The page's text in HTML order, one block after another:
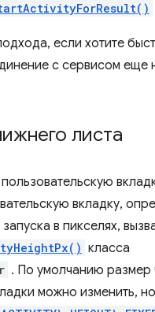
если хотите
с сервисом еще
листа
вкладку,
в пикселях,
класса
. По умолчанию размер
можно изменить,